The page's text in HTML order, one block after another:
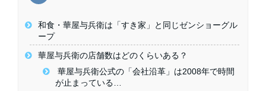
和食・華屋与兵衛は「すき家」と同じゼンショーグル
ープ
華屋与兵衛の店舗数はどのくらいある？
華屋与兵衛公式の「会社沿革」は2008年で時間
が止まっている…